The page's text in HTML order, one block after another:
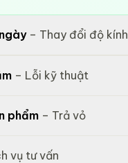
– Thay đổi độ kính
– Lỗi kỹ thuật
phẩm – Trả vỏ
vụ tư vấn